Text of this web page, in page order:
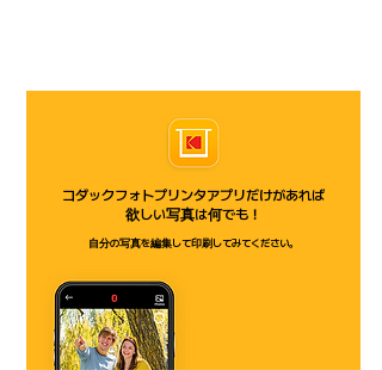
コダックフォトプリンタアプリだけがあれば
欲しい写真は何でも！
自分の写真を編集して印刷してみてください。